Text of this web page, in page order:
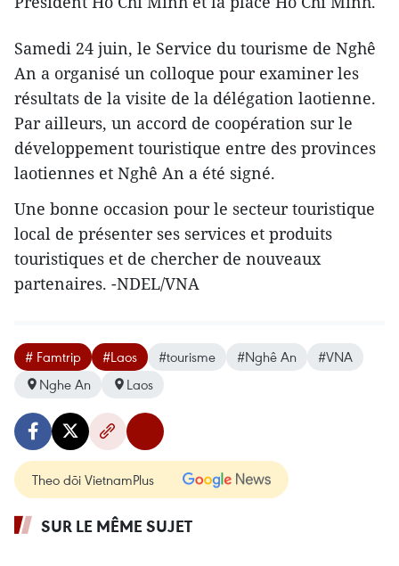
Samedi 24 juin, le Service du tourisme de Nghê
An a organisé un ​colloque pour examiner les
résultats de la visite de la délégation laotienne.
Par ailleurs, un accord de coopération sur le
développement touristique entre des provinces
laotiennes et Nghê An a été signé.
Une bonne occasion pour le secteur touristique
local de présenter ses services et produits
touristiques et de chercher de nouveaux
partenaires. -NDEL/VNA
# Famtrip #Laos #tourisme #Nghê An
#VNA
Nghe An
Laos
Theo dõi VietnamPlus
SUR LE MÊME SUJET